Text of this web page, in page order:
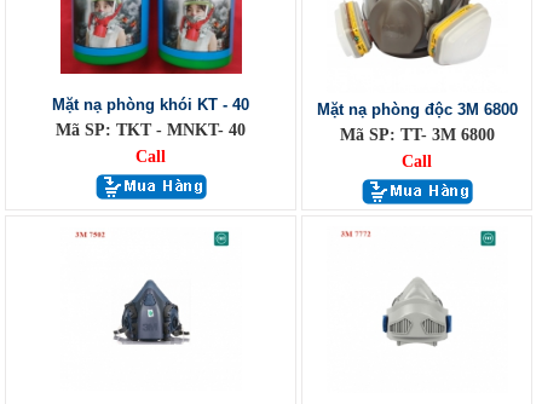
Mặt nạ phòng khói KT - 40
Mã SP: TKT - MNKT- 40
Call
Mặt nạ phòng độc 3M 6800
Mã SP: TT- 3M 6800
Call